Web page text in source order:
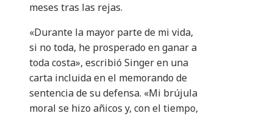
meses tras las rejas.
«Durante la mayor parte de mi vida,
si no toda, he prosperado en ganar a
toda costa», escribió Singer en una
carta incluida en el memorando de
sentencia de su defensa. «Mi brújula
moral se hizo añicos y, con el tiempo,